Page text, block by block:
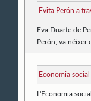
Evita Perón a
Eva Duarte de
Perón, va néixer
Economia
L'Economia